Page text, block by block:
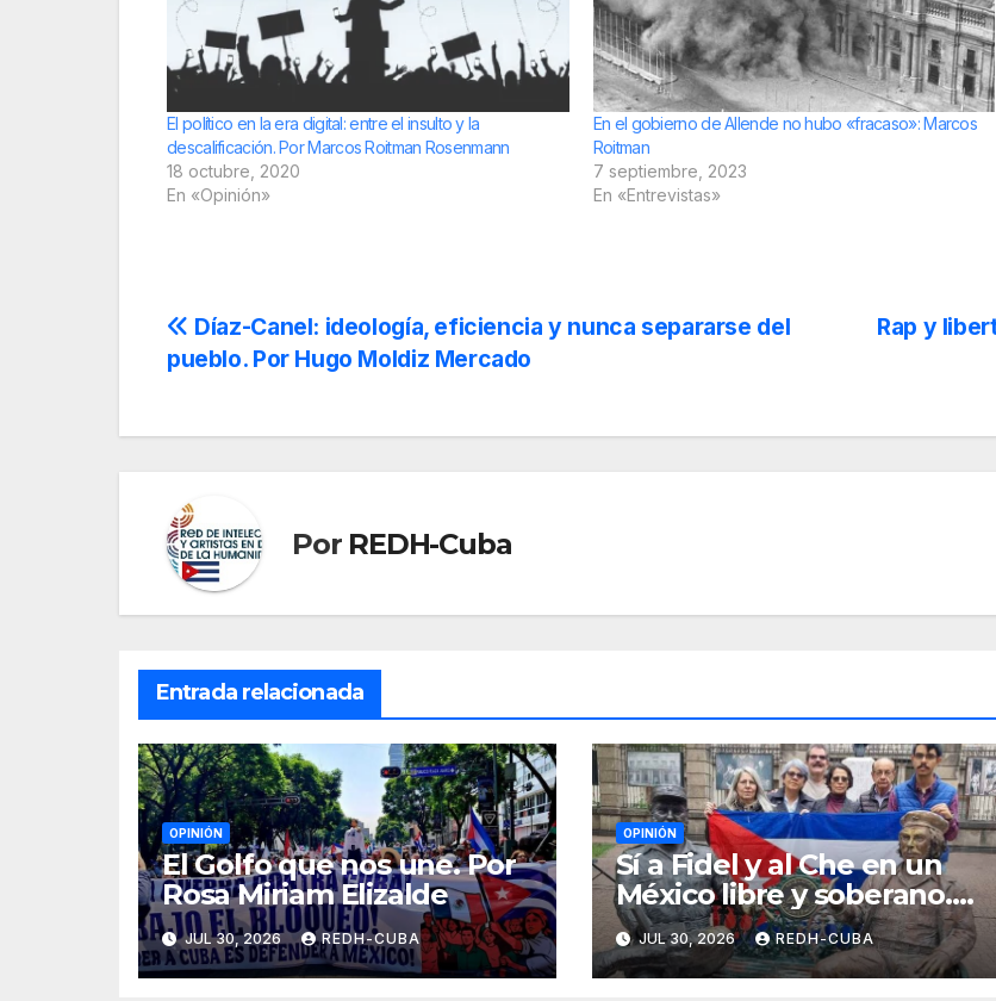
El político en la era digital: entre el insulto y la
descalificación. Por Marcos Roitman Rosenmann
18 octubre, 2020
En «Opinión»
En el gobierno de Allende no hubo «fracaso»: Marcos
Roitman
7 septiembre, 2023
En «Entrevistas»
Navegación
de
entradas
Rap y
Díaz-Canel: ideología, eficiencia y nunca separarse del
pueblo. Por Hugo Moldiz Mercado
Por REDH-Cuba
Entrada relacionada
OPINIÓN
El Golfo que nos une. Por
Rosa Miriam Elizalde
JUL 30, 2026 REDH-CUBA
OPINIÓN
Sí a Fidel y al Che en un
México libre y soberano.
Por Luis Manuel Arce
Issac
JUL 30, 2026 REDH-CUBA